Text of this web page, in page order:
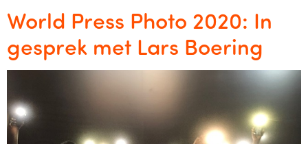
World Press Photo 2020: In
gesprek met Lars Boering